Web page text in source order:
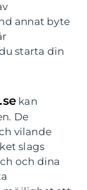
annat byte
starta din
kan
De
vilande
slags
och dina